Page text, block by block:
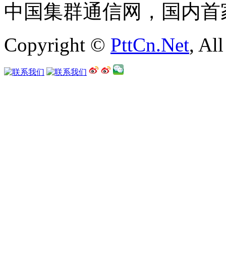
中国集群通信网，国内
Copyright © PttCn.Net,